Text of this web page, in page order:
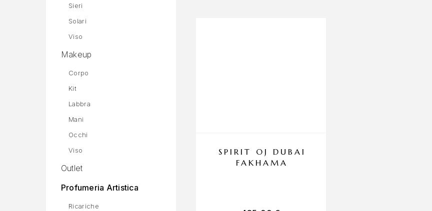
Sieri
Solari
Viso
Makeup
Corpo
Kit
Labbra
Mani
Occhi
Viso
Outlet
Profumeria Artistica
Ricariche
SPIRIT OJ DUBAI
FAKHAMA